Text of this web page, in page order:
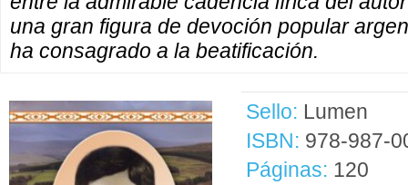
una gran figura de devoción popular
ha consagrado a la beatificación.
Sello: Lumen
ISBN: 978-987-
Páginas: 120